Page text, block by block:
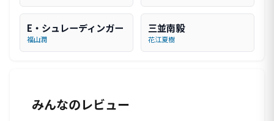
E・シュレーディンガー
福山潤
三並南毅
花江夏樹
みんなのレビュー